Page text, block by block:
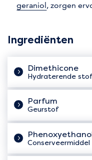
geraniol , zorgen
Ingrediënten
Dimethicone
Hydraterende stof
Parfum
Geurstof
Conserveermiddel